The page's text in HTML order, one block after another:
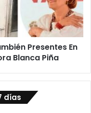
Presentes En
Blanca Piña
días